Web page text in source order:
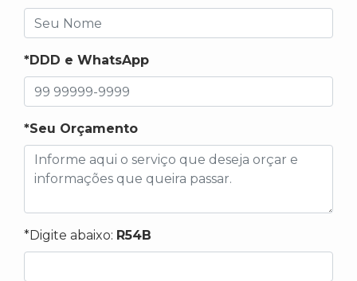
*DDD e WhatsApp
*Seu Orçamento
*Digite abaixo: R54B